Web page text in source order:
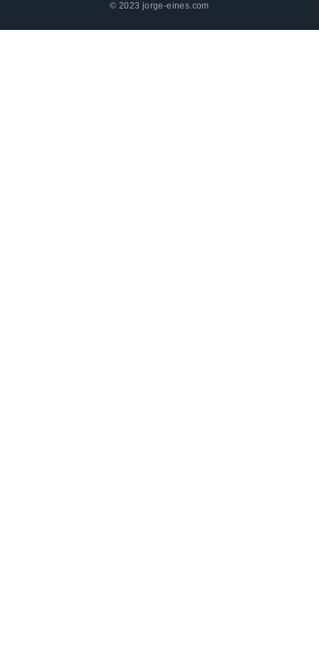
© 2023 jorge-eines.com